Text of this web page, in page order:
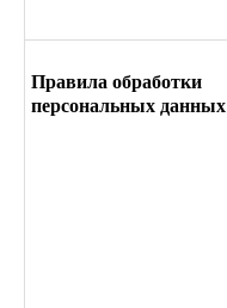
Правила обработки
персональных данных